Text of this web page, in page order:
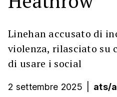
Linehan accusato di
violenza, rilasciato su
di usare i social
2 settembre 2025 ats/